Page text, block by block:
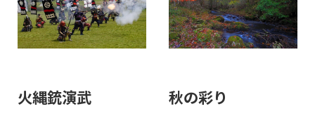
火縄銃演武 秋の彩り